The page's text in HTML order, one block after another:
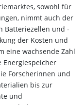
sowohl für
nimmt auch der
Batteriezellen und -
der Kosten und
eine wachsende Zahl
Energiespeicher
Forscherinnen und
bis zur
und